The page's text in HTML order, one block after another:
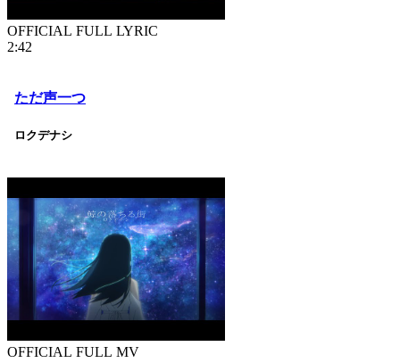
OFFICIAL FULL LYRIC
2:42
ただ声一つ
ロクデナシ
OFFICIAL FULL MV